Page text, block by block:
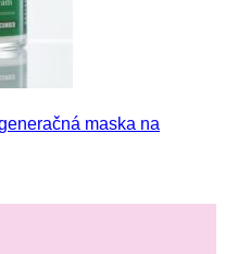
maska na